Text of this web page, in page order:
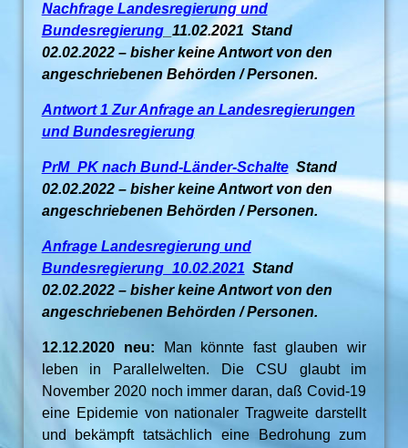
Nachfrage Landesregierung und
Bundesregierung_11.02.2021 Stand
02.02.2022 – bisher keine Antwort von den
angeschriebenen Behörden / Personen.
Antwort 1 Zur Anfrage an Landesregierungen
und Bundesregierung
PrM_PK nach Bund-Länder-SchalteStand
02.02.2022 – bisher keine Antwort von den
angeschriebenen Behörden / Personen.
Anfrage Landesregierung und
Bundesregierung_10.02.2021 Stand
02.02.2022 – bisher keine Antwort von den
angeschriebenen Behörden / Personen.
12.12.2020 neu:
Man könnte fast glauben wir
leben in Parallelwelten. Die CSU glaubt im
November 2020 noch immer daran, daß Covid-19
eine Epidemie von nationaler Tragweite darstellt
und bekämpft tatsächlich eine Bedrohung zum